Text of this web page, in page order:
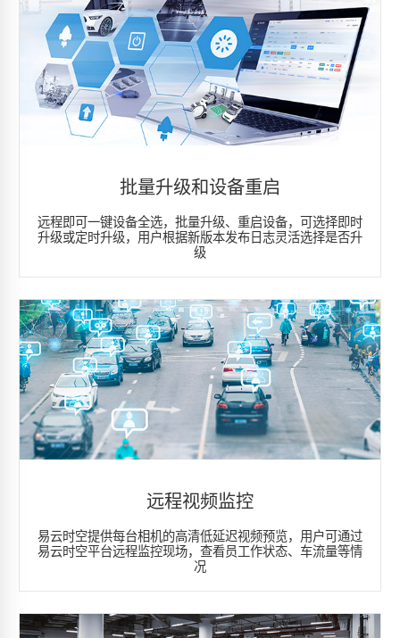
批量升级和设备重启
远程即可一键设备全选，批量升级、重启设备，可选择即时
升级或定时升级，用户根据新版本发布日志灵活选择是否升
级
远程视频监控
易云时空提供每台相机的高清低延迟视频预览，用户可通过
易云时空平台远程监控现场，查看员工作状态、车流量等情
况